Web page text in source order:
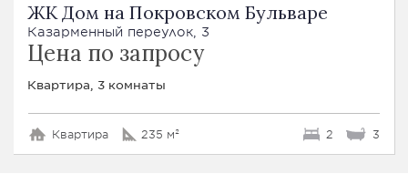
ЖК Дом на Покровском Бульваре
Казарменный переулок, 3
Цена по запросу
Квартира, 3 комнаты
Квартира 235 м² 2 3